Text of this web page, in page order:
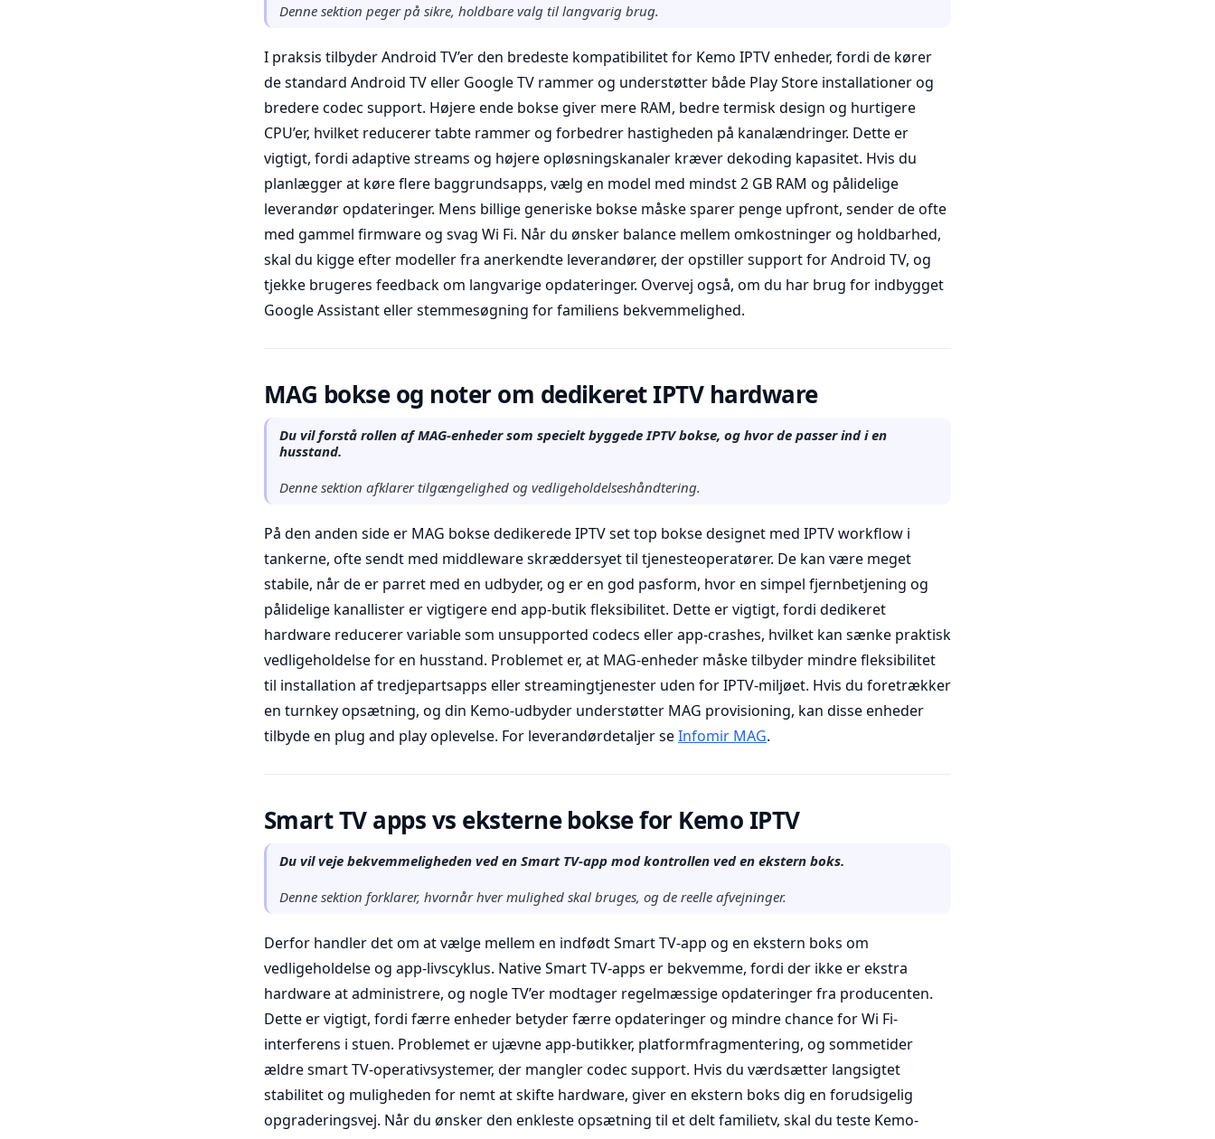
Denne sektion peger på sikre, holdbare valg til langvarig brug.
I praksis tilbyder Android TV’er den bredeste kompatibilitet for Kemo IPTV enheder, fordi de kører
de standard Android TV eller Google TV rammer og understøtter både Play Store installationer og
bredere codec support. Højere ende bokse giver mere RAM, bedre termisk design og hurtigere
CPU’er, hvilket reducerer tabte rammer og forbedrer hastigheden på kanalændringer. Dette er
vigtigt, fordi adaptive streams og højere opløsningskanaler kræver dekoding kapasitet. Hvis du
planlægger at køre flere baggrundsapps, vælg en model med mindst 2 GB RAM og pålidelige
leverandør opdateringer. Mens billige generiske bokse måske sparer penge upfront, sender de ofte
med gammel firmware og svag Wi Fi. Når du ønsker balance mellem omkostninger og holdbarhed,
skal du kigge efter modeller fra anerkendte leverandører, der opstiller support for Android TV, og
tjekke brugeres feedback om langvarige opdateringer. Overvej også, om du har brug for indbygget
Google Assistant eller stemmesøgning for familiens bekvemmelighed.
MAG bokse og noter om dedikeret IPTV hardware
Du vil forstå rollen af MAG-enheder som specielt byggede IPTV bokse, og hvor de passer ind i en
husstand.
Denne sektion afklarer tilgængelighed og vedligeholdelseshåndtering.
På den anden side er MAG bokse dedikerede IPTV set top bokse designet med IPTV workflow i
tankerne, ofte sendt med middleware skræddersyet til tjenesteoperatører. De kan være meget
stabile, når de er parret med en udbyder, og er en god pasform, hvor en simpel fjernbetjening og
pålidelige kanallister er vigtigere end app-butik fleksibilitet. Dette er vigtigt, fordi dedikeret
hardware reducerer variable som unsupported codecs eller app-crashes, hvilket kan sænke praktisk
vedligeholdelse for en husstand. Problemet er, at MAG-enheder måske tilbyder mindre fleksibilitet
til installation af tredjepartsapps eller streamingtjenester uden for IPTV-miljøet. Hvis du foretrækker
en turnkey opsætning, og din Kemo-udbyder understøtter MAG provisioning, kan disse enheder
tilbyde en plug and play oplevelse. For leverandørdetaljer seInfomir MAG.
Smart TV apps vs eksterne bokse for Kemo IPTV
Du vil veje bekvemmeligheden ved en Smart TV-app mod kontrollen ved en ekstern boks.
Denne sektion forklarer, hvornår hver mulighed skal bruges, og de reelle afvejninger.
Derfor handler det om at vælge mellem en indfødt Smart TV-app og en ekstern boks om
vedligeholdelse og app-livscyklus. Native Smart TV-apps er bekvemme, fordi der ikke er ekstra
hardware at administrere, og nogle TV’er modtager regelmæssige opdateringer fra producenten.
Dette er vigtigt, fordi færre enheder betyder færre opdateringer og mindre chance for Wi Fi-
interferens i stuen. Problemet er ujævne app-butikker, platformfragmentering, og sommetider
ældre smart TV-operativsystemer, der mangler codec support. Hvis du værdsætter langsigtet
stabilitet og muligheden for nemt at skifte hardware, giver en ekstern boks dig en forudsigelig
opgraderingsvej. Når du ønsker den enkleste opsætning til et delt familietv, skal du teste Kemo-